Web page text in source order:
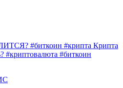
#биткоин #крипта Крипта
#криптовалюта #биткоин